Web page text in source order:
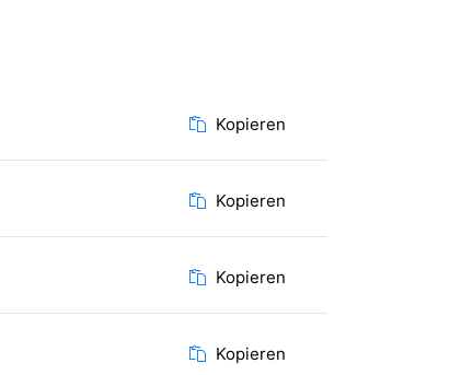
Kopieren
Kopieren
Kopieren
Kopieren